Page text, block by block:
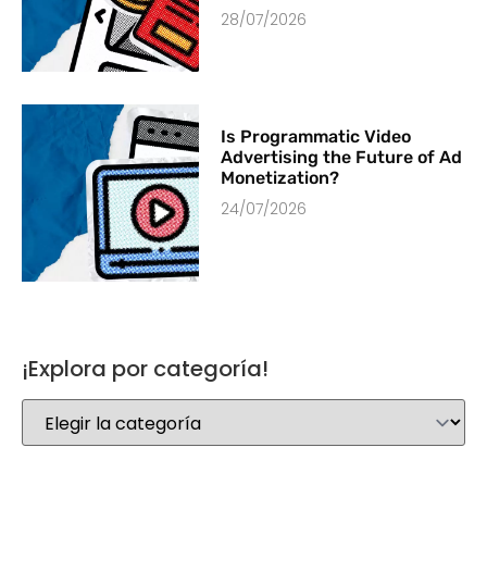
28/07/2026
Is Programmatic Video
Advertising the Future of Ad
Monetization?
24/07/2026
¡Explora por categoría!